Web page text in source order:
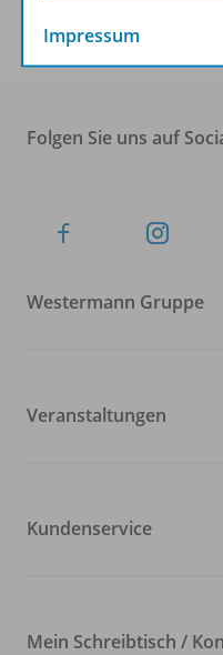
Zum
Folgen Sie uns auf
Westermann Gruppe
Veranstaltungen
Kundenservice
Mein Schreibtisch /
Impressum